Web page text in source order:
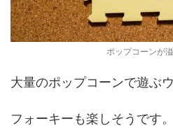
ポップコーンが
大量のポップコーンで遊ぶ
フォーキーも楽しそうです。